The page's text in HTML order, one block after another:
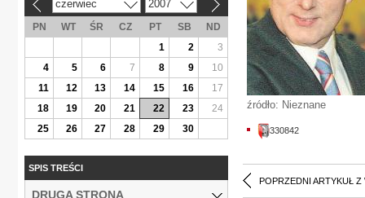
źródło: Nieznane
330842
POPRZEDNI ARTYKUŁ Z
czerwiec 2007
PN WT ŚR CZ PT SB
ND
1
2
3
4
5 6 7 8 9
10
11
12 13 14 15 16
17
18
19 20 21 22 23
24
25
26 27 28 29 30
SPIS TREŚCI
DRUGA STRONA